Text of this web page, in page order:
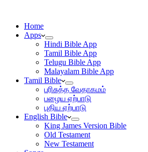
Home
Apps
Hindi Bible App
Tamil Bible App
Telugu Bible App
Malayalam Bible App
Tamil Bible
பரிசுத்த வேதாகமம்
பழைய ஏற்பாடு
புதிய ஏற்பாடு
English Bible
King James Version Bible
Old Testament
New Testament